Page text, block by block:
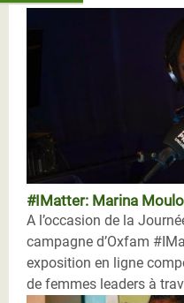
#IMatter: Marina
A l’occasion de la
campagne d’Oxfam
exposition en ligne
de femmes leaders à